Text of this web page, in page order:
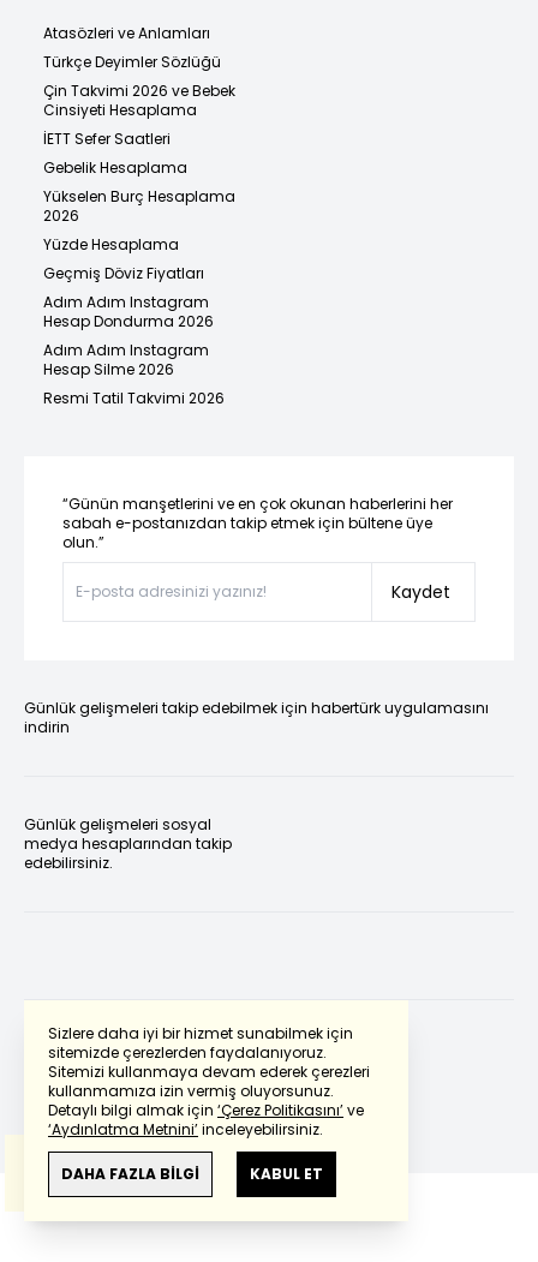
Sizlere daha iyi bir hizmet sunabilmek için
sitemizde çerezlerden faydalanıyoruz.
Sitemizi kullanmaya devam ederek çerezleri
kullanmamıza izin vermiş oluyorsunuz.
Detaylı bilgi almak için ‘Çerez Politikasını’ve
‘Aydınlatma Metnini’inceleyebilirsiniz.
DAHA FAZLA BİLGİ KABUL ET
Atasözleri ve Anlamları
Türkçe Deyimler Sözlüğü
Çin Takvimi 2026 ve Bebek
Cinsiyeti Hesaplama
İETT Sefer Saatleri
Gebelik Hesaplama
Yükselen Burç Hesaplama
2026
Yüzde Hesaplama
Geçmiş Döviz Fiyatları
Adım Adım Instagram
Hesap Dondurma 2026
Adım Adım Instagram
Hesap Silme 2026
Resmi Tatil Takvimi 2026
“Günün manşetlerini ve en çok okunan haberlerini her
sabah e-postanızdan takip etmek için bültene üye
olun.”
Kaydet
Günlük gelişmeleri takip edebilmek için habertürk uygulamasını
indirin
Günlük gelişmeleri sosyal
medya hesaplarından takip
edebilirsiniz.
Powered by Translate
Bu çevirideGoogle Transletekullanılmıştır.
Anlam ve çeviri hatalarından
haberturk.com
sorumlu değildir.